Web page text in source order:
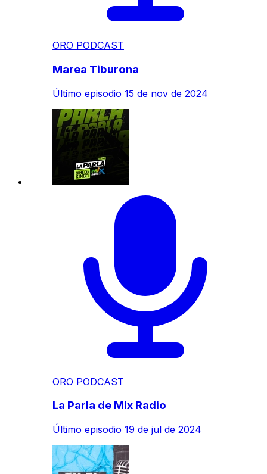
ORO PODCAST
Marea Tiburona
Último episodio 15 de nov de 2024
ORO PODCAST
La Parla de Mix Radio
Último episodio 19 de jul de 2024